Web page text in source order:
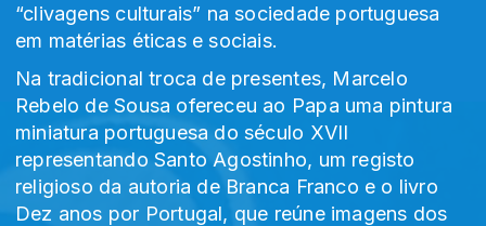
“clivagens culturais” na sociedade portuguesa
em matérias éticas e sociais.
Na tradicional troca de presentes, Marcelo
Rebelo de Sousa ofereceu ao Papa uma pintura
miniatura portuguesa do século XVII
representando Santo Agostinho, um registo
religioso da autoria de Branca Franco e o livro
Dez anos por Portugal, que reúne imagens dos